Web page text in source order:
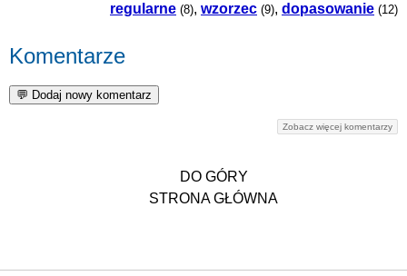
regularne (8), wzorzec (9), dopasowanie (12)
Komentarze
Zobacz więcej komentarzy
DO GÓRY
STRONA GŁÓWNA